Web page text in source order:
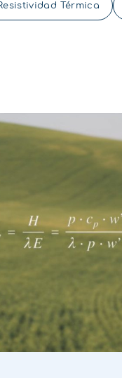
Térmica